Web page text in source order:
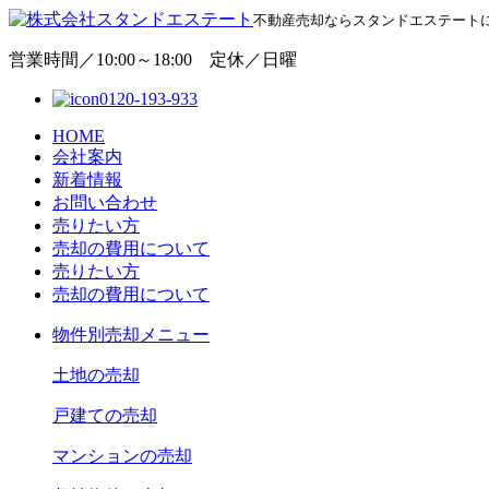
不動産売却ならスタンドエステート
営業時間／10:00～18:00 定休／日曜
0120-193-933
HOME
会社案内
新着情報
お問い合わせ
売りたい方
売却の費用について
売りたい方
売却の費用について
物件別売却メニュー
土地の売却
戸建ての売却
マンションの売却